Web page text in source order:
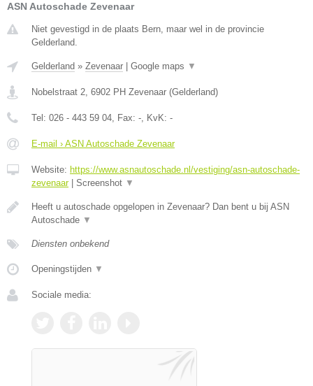
ASN Autoschade Zevenaar
Niet gevestigd in de plaats Bern, maar wel in de provincie
Gelderland.
Gelderland » Zevenaar Google maps ▼
Nobelstraat 2, 6902 PH Zevenaar (Gelderland)
Tel: 026 - 443 59 04, Fax: -, KvK: -
E-mail › ASN Autoschade Zevenaar
Website: https://www.asnautoschade.nl/vestiging/asn-autoschade-
zevenaar| Screenshot ▼
Heeft u autoschade opgelopen in Zevenaar? Dan bent u bij ASN
Autoschade ▼
Diensten onbekend
Openingstijden ▼
Sociale media: